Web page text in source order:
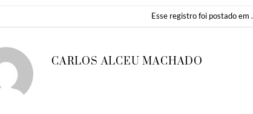
Esse registro foi postado em .
CARLOS ALCEU MACHADO